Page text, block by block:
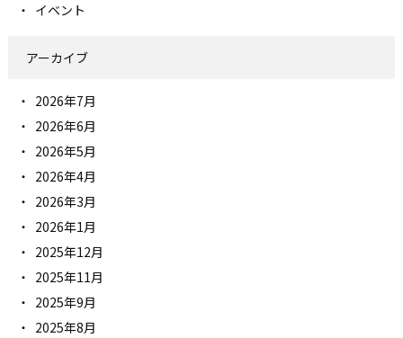
イベント
アーカイブ
2026年7月
2026年6月
2026年5月
2026年4月
2026年3月
2026年1月
2025年12月
2025年11月
2025年9月
2025年8月